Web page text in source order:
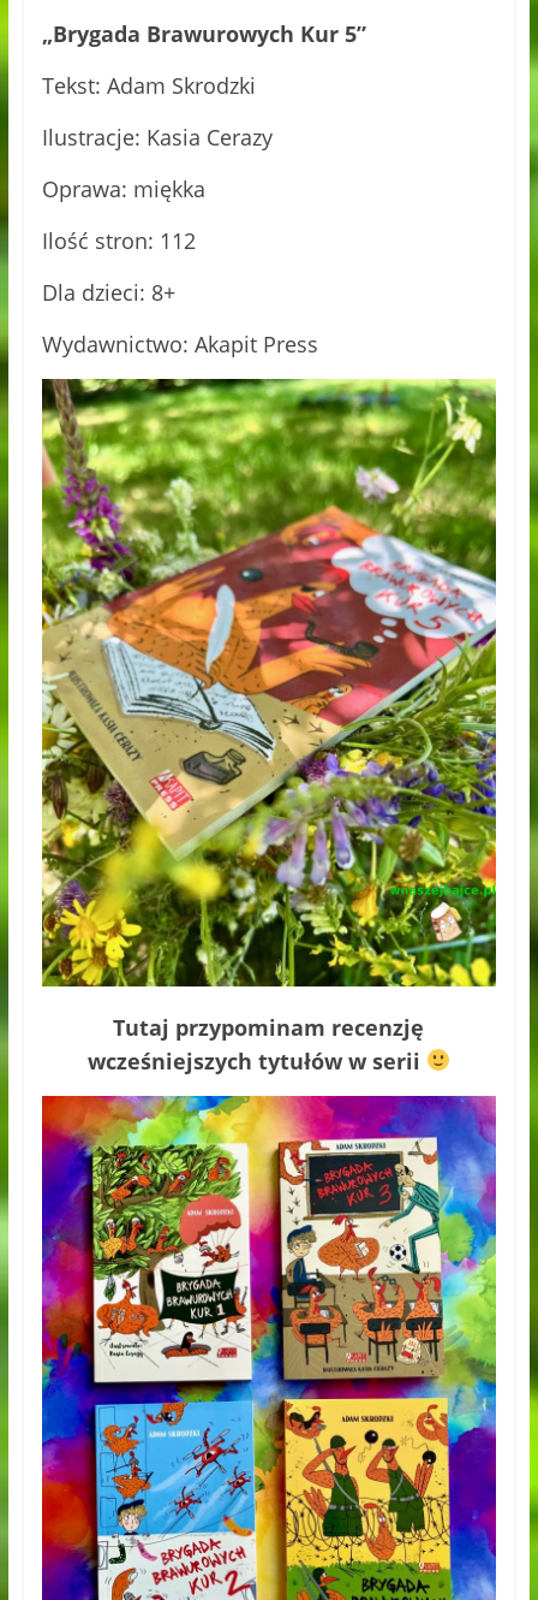
„Brygada Brawurowych Kur 5”
Tekst: Adam Skrodzki
Ilustracje: Kasia Cerazy
Oprawa: miękka
Ilość stron: 112
Dla dzieci: 8+
Wydawnictwo: Akapit Press
Tutaj przypominam recenzję
wcześniejszych tytułów w serii